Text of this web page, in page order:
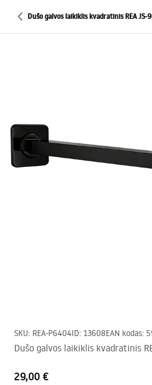
Dušo galvos laikiklis kvadratinis REA JS-
SKU: REA-P6404ID: 13608EAN kodas:
Dušo galvos laikiklis kvadratinis
29,00 €